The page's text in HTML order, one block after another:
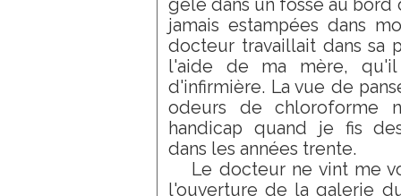
gelé dans un fossé au
jamais estampées dans
docteur travaillait dans sa
l'aide de ma mère, qu'il
d'infirmière. La vue de
odeurs de chloroforme
handicap quand je fis
dans les années trente.
Le docteur ne vint me
l'ouverture de la galerie